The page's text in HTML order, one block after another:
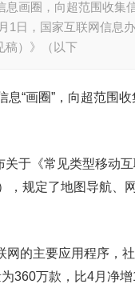
息画圈，向超范围收
1日，国家互联网信息
稿）》（以下
“画圈”，向超范围
于《常见类型移动
，规定了地图导航、
的主要应用程序，
360万款，比4月净